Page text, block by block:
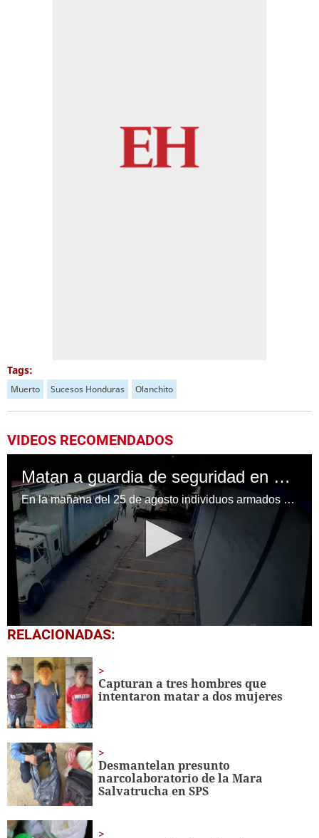
Tags:
Muerto Sucesos Honduras Olanchito
VIDEOS RECOMENDADOS
Matan a guardia de seguridad en Olanchito, Yoro
En la mañana del 25 de agosto individuos armados se bajaron de una camioneta para acribillar a José Luis Arita, quien laboraba como guardia de seguridad en Olanchito, Yoro. Video: redes sociales
0
seconds
2
minutes,
43
seconds
RELACIONADAS:
Capturan a tres hombres que
intentaron matar a dos mujeres
Desmantelan presunto
narcolaboratorio de la Mara
Salvatrucha en SPS